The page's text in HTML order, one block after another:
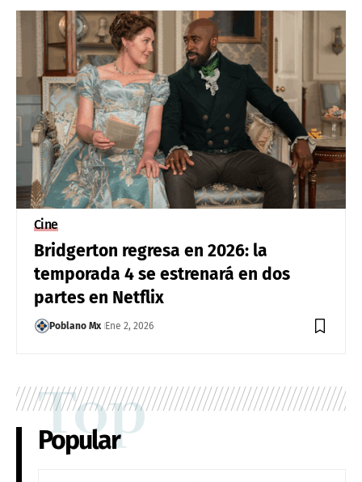
Cine
Bridgerton regresa en 2026: la
temporada 4 se estrenará en dos
partes en Netflix
Poblano Mx Ene 2, 2026
Popular
Top